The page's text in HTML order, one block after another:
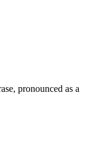
pronounced as a